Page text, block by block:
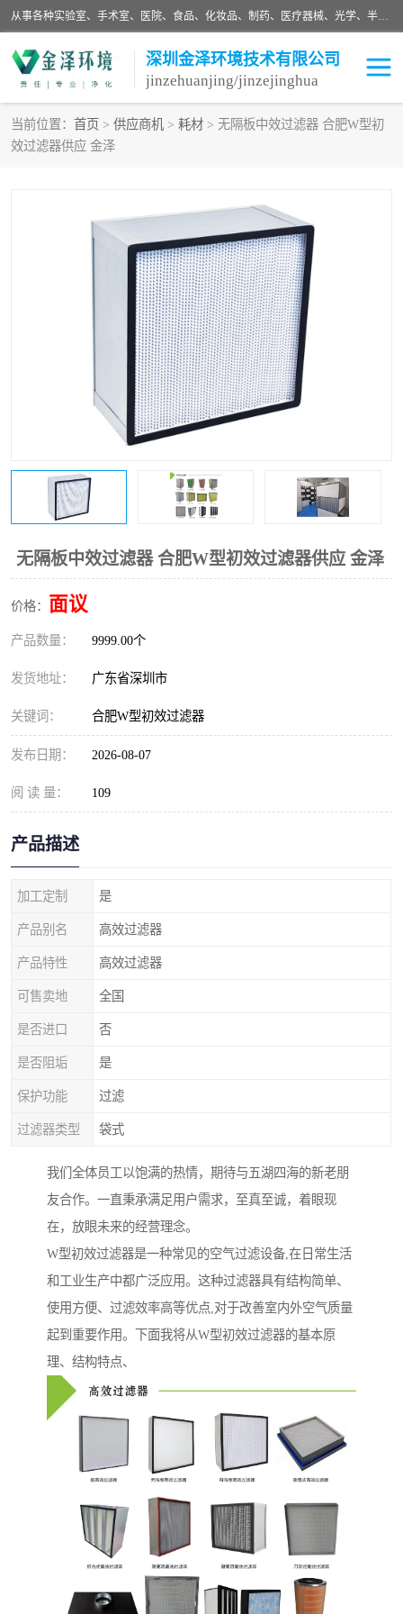
从事各种实验室、手术室、医院、食品、化妆品、制药、医疗器械、光学、半导体、精密电子等无尘车间行业的洁净车间装修设计、净化设备、恒温恒湿空调的设计制作与安装、净化系统工程项目施工及其技术支持服务。
深圳金泽环境技术有限公司
jinzehuanjing/jinzejinghua
当前位置： 首页 > 供应商机 > 耗材 > 无隔板中效过滤器 合肥W型初
效过滤器供应 金泽
无隔板中效过滤器 合肥W型初效过滤器供应 金泽
价格： 面议
产品数量： 9999.00个
发货地址： 广东省深圳市
关键词： 合肥W型初效过滤器
发布日期： 2026-08-07
阅 读 量： 109
产品描述
加工定制 是
产品别名 高效过滤器
产品特性 高效过滤器
可售卖地 全国
是否进口 否
是否阻垢 是
保护功能 过滤
过滤器类型 袋式
我们全体员工以饱满的热情，期待与五湖四海的新老朋
友合作。一直秉承满足用户需求，至真至诚，着眼现
在，放眼未来的经营理念。
W型初效过滤器是一种常见的空气过滤设备,在日常生活
和工业生产中都广泛应用。这种过滤器具有结构简单、
使用方便、过滤效率高等优点,对于改善室内外空气质量
起到重要作用。下面我将从W型初效过滤器的基本原
理、结构特点、
耗材
实验室净化
手术室净化 GMP车间净化
生命工程
食品饮料
光电车间
恒温恒湿净化空调 过滤器